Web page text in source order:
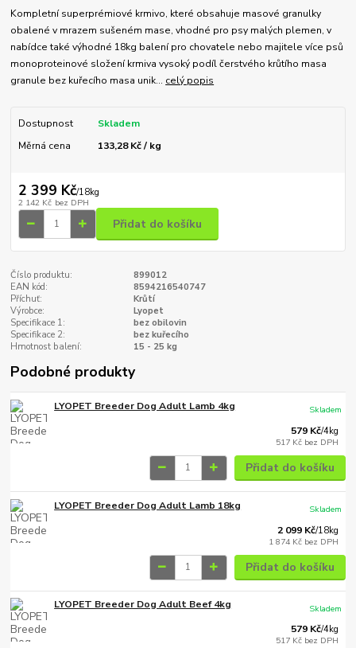
Kompletní superprémiové krmivo, které obsahuje masové granulky
obalené v mrazem sušeném mase, vhodné pro psy malých plemen, v
nabídce také výhodné 18kg balení pro chovatele nebo majitele více psů
monoproteinové složení krmiva vysoký podíl čerstvého krůtího masa
granule bez kuřecího masa unik... celý popis
Dostupnost
Skladem
Měrná cena
133,28 Kč / kg
2 399 Kč/18kg
2 142 Kč bez DPH
Přidat do košíku
Číslo produktu:
899012
EAN kód:
8594216540747
Příchuť:
Krůtí
Výrobce:
Lyopet
Specifikace 1:
bez obilovin
Specifikace 2:
bez kuřecího
Hmotnost balení:
15 - 25 kg
Podobné produkty
LYOPET Breeder Dog Adult Lamb 4kg
579 Kč/4kg
517 Kč bez DPH
Skladem
Přidat do košíku
LYOPET Breeder Dog Adult Lamb 18kg
2 099 Kč/18kg
1 874 Kč bez DPH
Skladem
Přidat do košíku
LYOPET Breeder Dog Adult Beef 4kg
579 Kč/4kg
517 Kč bez DPH
Skladem